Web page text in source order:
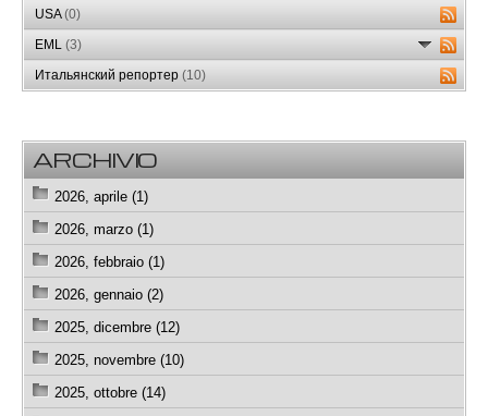
USA(0)
EML (3)
Итальянский репортер (10)
ARCHIVIO
2026, aprile (1)
2026, marzo (1)
2026, febbraio (1)
2026, gennaio (2)
2025, dicembre (12)
2025, novembre (10)
2025, ottobre (14)